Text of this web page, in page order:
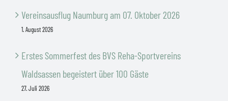
Vereinsausflug Naumburg am 07. Oktober 2026
1. August 2026
Erstes Sommerfest des BVS Reha-Sportvereins
Waldsassen begeistert über 100 Gäste
27. Juli 2026